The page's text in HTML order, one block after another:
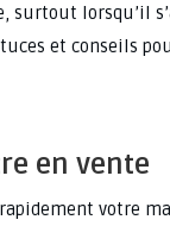
surtout lorsqu’il
et conseils
en vente
votre